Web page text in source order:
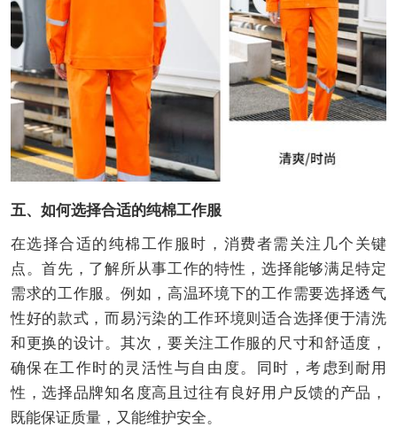
五、如何选择合适的纯棉工作服
在选择合适的纯棉工作服时，消费者需关注几个关键
点。首先，了解所从事工作的特性，选择能够满足特定
需求的工作服。例如，高温环境下的工作需要选择透气
性好的款式，而易污染的工作环境则适合选择便于清洗
和更换的设计。其次，要关注工作服的尺寸和舒适度，
确保在工作时的灵活性与自由度。同时，考虑到耐用
性，选择品牌知名度高且过往有良好用户反馈的产品，
既能保证质量，又能维护安全。